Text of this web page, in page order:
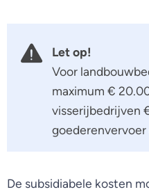
Let op!
Voor
maximum €
visserijbedrijven
De subsidiabele kosten